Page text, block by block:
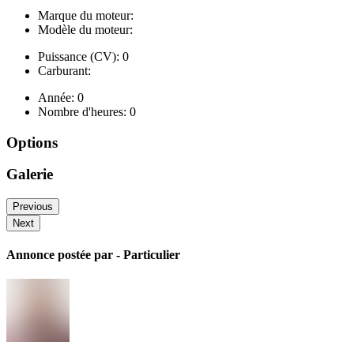
Marque du moteur:
Modèle du moteur:
Puissance (CV): 0
Carburant:
Année: 0
Nombre d'heures: 0
Options
Galerie
Previous
Next
Annonce postée par - Particulier